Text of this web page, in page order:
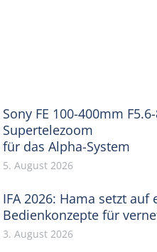
Sony FE 100-400mm
Supertelezoom
für das Alpha-System
5. August 2026
IFA 2026: Hama setzt auf
Bedienkonzepte für
3. August 2026